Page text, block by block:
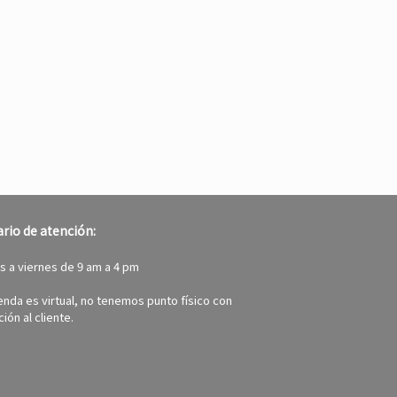
de atención:
a viernes de 9 am a 4 pm
es virtual, no tenemos punto físico con
al cliente.